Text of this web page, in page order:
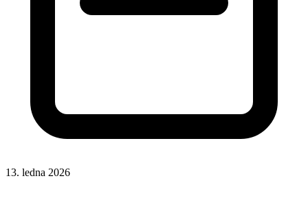
13. ledna 2026